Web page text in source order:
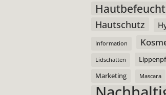
Hautschutz
Information
Lidschatten
Marketing
Mascara